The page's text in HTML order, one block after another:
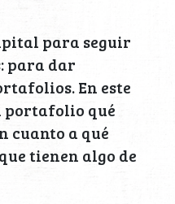
para seguir
para dar
En este
portafolio qué
cuanto a qué
tienen algo de